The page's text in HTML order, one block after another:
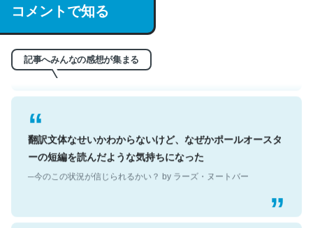
コメントで知る
記事へみんなの感想が集まる
う。英語少しでも読める人は原文もお勧め。自分はこの流
翻訳文体なせいかわからないけど、なぜかポールオースタ
ーの短編を読んだような気持ちになった
─今のこの状況が信じられるかい？ by ラーズ・ヌートバー